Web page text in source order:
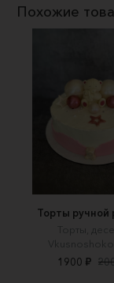
Похожие
Торты ручной
Торты,
1900 ₽